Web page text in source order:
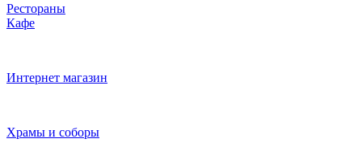
Рестораны
Кафе
Интернет магазин
Храмы и соборы